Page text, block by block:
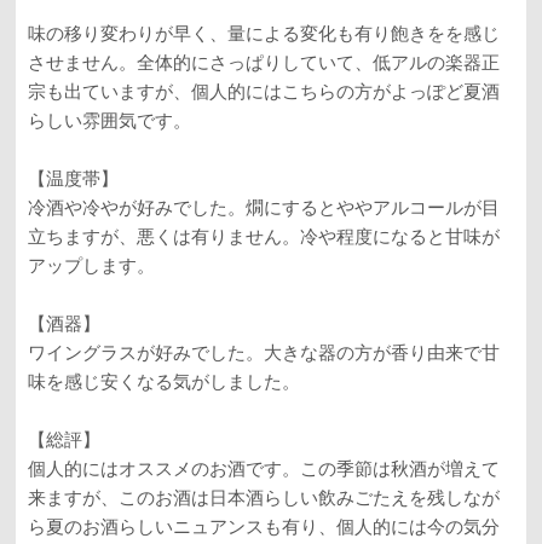
味の移り変わりが早く、量による変化も有り飽きをを感じ
させません。全体的にさっぱりしていて、低アルの楽器正
宗も出ていますが、個人的にはこちらの方がよっぽど夏酒
らしい雰囲気です。
【温度帯】
冷酒や冷やが好みでした。燗にするとややアルコールが目
立ちますが、悪くは有りません。冷や程度になると甘味が
アップします。
【酒器】
ワイングラスが好みでした。大きな器の方が香り由来で甘
味を感じ安くなる気がしました。
【総評】
個人的にはオススメのお酒です。この季節は秋酒が増えて
来ますが、このお酒は日本酒らしい飲みごたえを残しなが
ら夏のお酒らしいニュアンスも有り、個人的には今の気分